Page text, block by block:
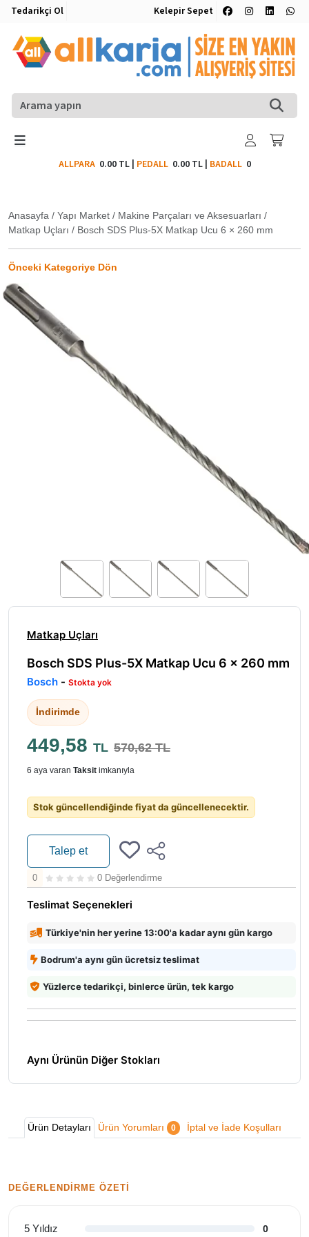
Tedarikçi Ol Kelepir Sepet
ALLPARA 0.00 TL| PEDALL 0.00 TL| BADALL0
Anasayfa / Yapı Market / Makine Parçaları ve Aksesuarları /
Matkap Uçları / Bosch SDS Plus-5X Matkap Ucu 6 × 260 mm
Önceki Kategoriye Dön
Matkap Uçları
Bosch SDS Plus-5X Matkap Ucu 6 × 260 mm
Bosch - Stokta yok
İndirimde
449,58 TL 570,62 TL
6 aya varan Taksit imkanıyla
Stok güncellendiğinde fiyat da güncellenecektir.
Talep et
0 0 Değerlendirme
Teslimat Seçenekleri
Türkiye'nin her yerine 13:00'a kadar aynı gün kargo
Bodrum'a aynı gün ücretsiz teslimat
Yüzlerce tedarikçi, binlerce ürün, tek kargo
Aynı Ürünün Diğer Stokları
Ürün Detayları Ürün Yorumları 0 İptal ve İade Koşulları
DEĞERLENDIRME ÖZETI
5 Yıldız 0